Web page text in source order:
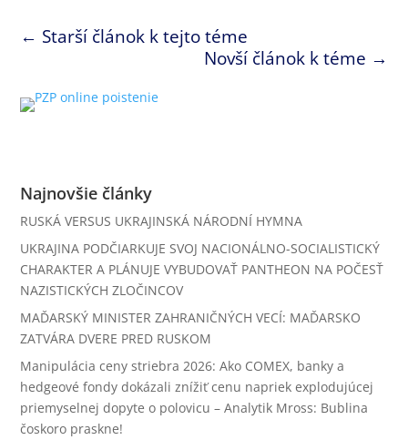
← Starší článok k tejto téme
Novší článok k téme →
Najnovšie články
RUSKÁ VERSUS UKRAJINSKÁ NÁRODNÍ HYMNA
UKRAJINA PODČIARKUJE SVOJ NACIONÁLNO-SOCIALISTICKÝ
CHARAKTER A PLÁNUJE VYBUDOVAŤ PANTHEON NA POČESŤ
NAZISTICKÝCH ZLOČINCOV
MAĎARSKÝ MINISTER ZAHRANIČNÝCH VECÍ: MAĎARSKO
ZATVÁRA DVERE PRED RUSKOM
Manipulácia ceny striebra 2026: Ako COMEX, banky a
hedgeové fondy dokázali znížiť cenu napriek explodujúcej
priemyselnej dopyte o polovicu – Analytik Mross: Bublina
čoskoro praskne!